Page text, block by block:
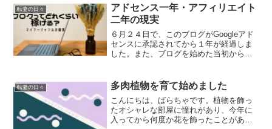
獄はここからでした。昼ご...
転妻の日々
アドセンス一年・アフィリエイト
二年の現実
６月２４日で、このブログがGoogleアド
センスに承認されてから１年が経過しま
した。また、ブログを始めた当初からア
ぐらい稼げているのか……で出てくる記
事ってすごいものば...
転妻の日々 多肉植物を育て始めました
こんにちは、ばらちゃです。植物を飾っ
たオシャレな部屋に憧れがあり、今年に
入ってから何度か花を飾ったことがあり